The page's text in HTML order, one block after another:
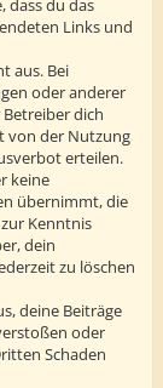
dass du das
Links und
aus. Bei
oder anderer
dich
von der Nutzung
erteilen.
keine
übernimmt, die
Kenntnis
dein
zu löschen
deine Beiträge
oder
Schaden